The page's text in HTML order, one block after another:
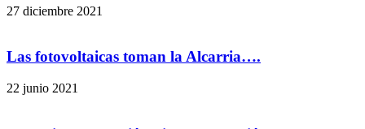
27 diciembre 2021
Las fotovoltaicas toman la Alcarria….
22 junio 2021